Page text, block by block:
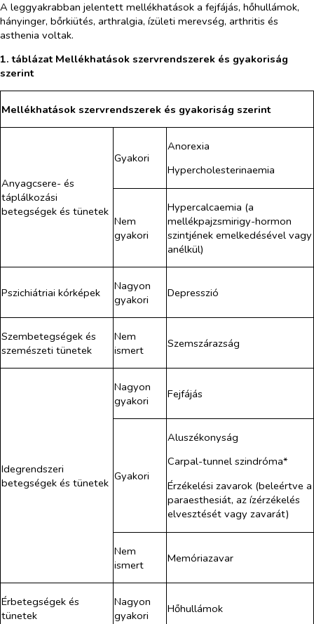
A leggyakrabban jelentett mellékhatások a fejfájás, hőhullámok,
hányinger, bőrkiütés, arthralgia, ízületi merevség, arthritis és
asthenia voltak.
1. táblázat Mellékhatások szervrendszerek és gyakoriság
szerint
Mellékhatások szervrendszerek és gyakoriság szerint
Anyagcsere- és
táplálkozási
betegségek és tünetek
Gyakori
Anorexia
Hypercholesterinaemia
Nem
gyakori
Hypercalcaemia (a
mellékpajzsmirigy-hormon
szintjének emelkedésével vagy
anélkül)
Pszichiátriai kórképek
Nagyon
gyakori
Depresszió
Szembetegségek és
szemészeti tünetek
Nem
ismert
Szemszárazság
Idegrendszeri
betegségek és tünetek
Nagyon
gyakori
Fejfájás
Gyakori
Aluszékonyság
Carpal-tunnel szindróma*
Érzékelési zavarok (beleértve a
paraesthesiát, az ízérzékelés
elvesztését vagy zavarát)
Nem
ismert
Memóriazavar
Érbetegségek és
tünetek
Nagyon
gyakori
Hőhullámok